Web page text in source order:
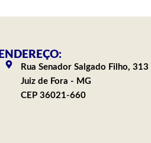
ENDEREÇO:
Rua Senador Salgado Filho, 313
Juiz de Fora - MG
CEP 36021-660